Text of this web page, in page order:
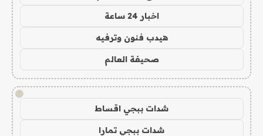
اخبار 24 ساعة
هيدب فنون وترفيه
صحيفة العالم
!
شدات ببجي اقساط
شدات ببجي تمارا